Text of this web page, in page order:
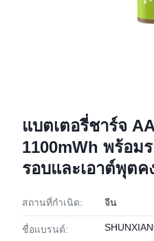
แบตเตอรี่ชาร์จ
1100mWh พร้อม
รอบและเอาต์พุตค
สถานที่กำเนิด: จีน
ชื่อแบรนด์: